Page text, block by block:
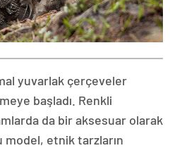
yuvarlak çerçeveler
başladı. Renkli
da bir aksesuar olarak
model, etnik tarzların